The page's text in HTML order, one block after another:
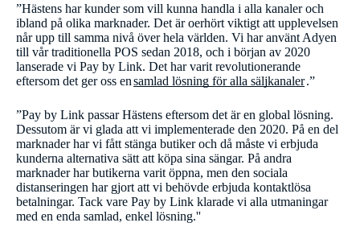
”Hästens har kunder som vill kunna handla i alla kanaler och
ibland på olika marknader. Det är oerhört viktigt att upplevelsen
når upp till samma nivå över hela världen. Vi har använt Adyen
till vår traditionella POS sedan 2018, och i början av 2020
lanserade vi Pay by Link. Det har varit revolutionerande
eftersom det ger oss ensamlad lösning för alla säljkanaler.”
”Pay by Link passar Hästens eftersom det är en global lösning.
Dessutom är vi glada att vi implementerade den 2020. På en del
marknader har vi fått stänga butiker och då måste vi erbjuda
kunderna alternativa sätt att köpa sina sängar. På andra
marknader har butikerna varit öppna, men den sociala
distanseringen har gjort att vi behövde erbjuda kontaktlösa
betalningar. Tack vare Pay by Link klarade vi alla utmaningar
med en enda samlad, enkel lösning.''